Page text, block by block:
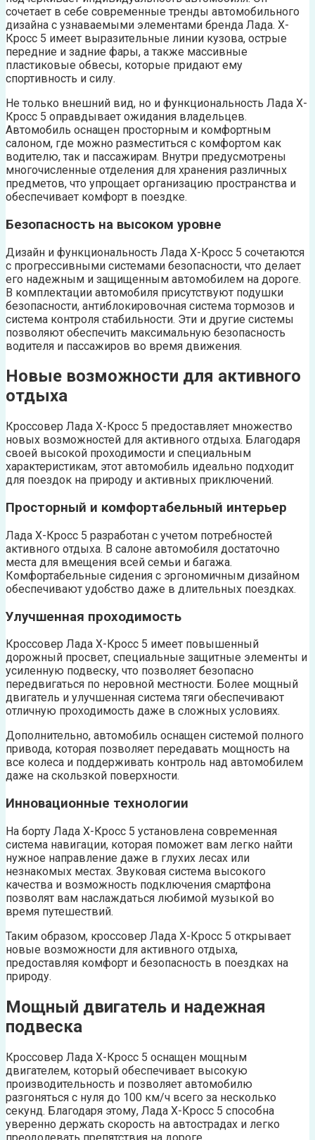
сочетает в себе современные тренды автомобильного
дизайна с узнаваемыми элементами бренда Лада. Х-
Кросс 5 имеет выразительные линии кузова, острые
передние и задние фары, а также массивные
пластиковые обвесы, которые придают ему
спортивность и силу.
Не только внешний вид, но и функциональность Лада Х-
Кросс 5 оправдывает ожидания владельцев.
Автомобиль оснащен просторным и комфортным
салоном, где можно разместиться с комфортом как
водителю, так и пассажирам. Внутри предусмотрены
многочисленные отделения для хранения различных
предметов, что упрощает организацию пространства и
обеспечивает комфорт в поездке.
Безопасность на высоком уровне
Дизайн и функциональность Лада Х-Кросс 5 сочетаются
с прогрессивными системами безопасности, что делает
его надежным и защищенным автомобилем на дороге.
В комплектации автомобиля присутствуют подушки
безопасности, антиблокировочная система тормозов и
система контроля стабильности. Эти и другие системы
позволяют обеспечить максимальную безопасность
водителя и пассажиров во время движения.
Новые возможности для активного
отдыха
Кроссовер Лада Х-Кросс 5 предоставляет множество
новых возможностей для активного отдыха. Благодаря
своей высокой проходимости и специальным
характеристикам, этот автомобиль идеально подходит
для поездок на природу и активных приключений.
Просторный и комфортабельный интерьер
Лада Х-Кросс 5 разработан с учетом потребностей
активного отдыха. В салоне автомобиля достаточно
места для вмещения всей семьи и багажа.
Комфортабельные сидения с эргономичным дизайном
обеспечивают удобство даже в длительных поездках.
Улучшенная проходимость
Кроссовер Лада Х-Кросс 5 имеет повышенный
дорожный просвет, специальные защитные элементы и
усиленную подвеску, что позволяет безопасно
передвигаться по неровной местности. Более мощный
двигатель и улучшенная система тяги обеспечивают
отличную проходимость даже в сложных условиях.
Дополнительно, автомобиль оснащен системой полного
привода, которая позволяет передавать мощность на
все колеса и поддерживать контроль над автомобилем
даже на скользкой поверхности.
Инновационные технологии
На борту Лада Х-Кросс 5 установлена современная
система навигации, которая поможет вам легко найти
нужное направление даже в глухих лесах или
незнакомых местах. Звуковая система высокого
качества и возможность подключения смартфона
позволят вам наслаждаться любимой музыкой во
время путешествий.
Таким образом, кроссовер Лада Х-Кросс 5 открывает
новые возможности для активного отдыха,
предоставляя комфорт и безопасность в поездках на
природу.
Мощный двигатель и надежная
подвеска
Кроссовер Лада Х-Кросс 5 оснащен мощным
двигателем, который обеспечивает высокую
производительность и позволяет автомобилю
разгоняться с нуля до 100 км/ч всего за несколько
секунд. Благодаря этому, Лада Х-Кросс 5 способна
уверенно держать скорость на автострадах и легко
преодолевать препятствия на дороге.